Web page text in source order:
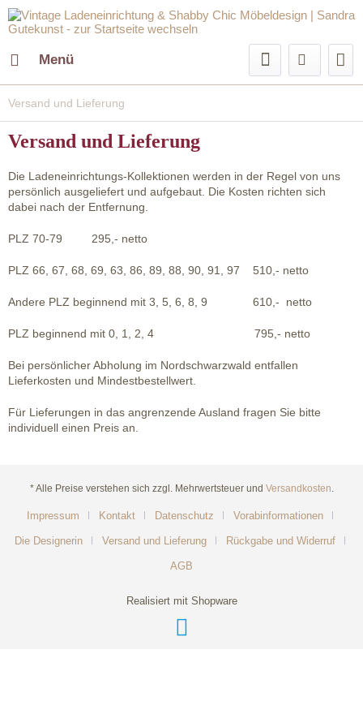
Menü
Versand und Lieferung
Versand und Lieferung
Die Ladeneinrichtungs-Kollektionen werden in der Regel von uns
persönlich ausgeliefert und aufgebaut. Die Kosten richten sich
dabei nach der Entfernung.
PLZ 70-79 295,- netto
PLZ 66, 67, 68, 69, 63, 86, 89, 88, 90, 91, 97 510,- netto
Andere PLZ beginnend mit 3, 5, 6, 8, 9 610,- netto
PLZ beginnend mit 0, 1, 2, 4 795,- netto
Bei persönlicher Abholung im Nordschwarzwald entfallen
Lieferkosten und Mindestbestellwert.
Für Lieferungen in das angrenzende Ausland fragen Sie bitte
individuell einen Preis an.
* Alle Preise verstehen sich zzgl. Mehrwertsteuer und Versandkosten.
Impressum Kontakt Datenschutz Vorabinformationen
Die Designerin Versand und Lieferung Rückgabe und Widerruf
AGB
Realisiert mit Shopware